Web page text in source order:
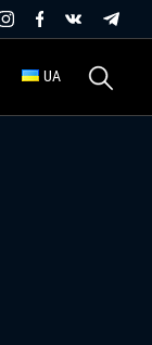
UA Пошук: